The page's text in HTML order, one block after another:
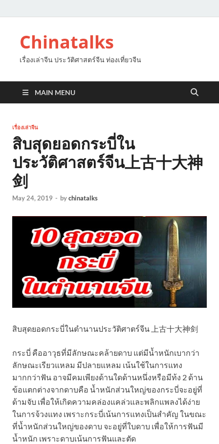
Chinatalks
เรื่องเล่าจีน ประวัติศาสตร์จีน ท่องเที่ยวจีน
MAIN MENU
เรื่องเล่าจีน
สิบสุดยอดกระบี่ใน
ประวัติศาสตร์จีน上古十大神
剑
May 24, 2019 - bychinatalks
สิบสุดยอดกระบี่ในตำนานประวัติศาตร์จีน 上古十大神剑
กระบี่ คืออาวุธที่มีลักษณะคล้ายดาบ แต่มีน้ำหนักเบากว่า
ลักษณะเรียวแหลม มีปลายแหลม เน้นใช้ในการแทง
มากกว่าฟัน อาจมีคมเพียงด้านใดด้านหนึ่งหรือมีท้ง 2 ด้าน
ข้อแตกต่างจากดาบคือ น้ำหนักส่วนใหญ่ของกระบี่จะอยู่ที่
ด้ามจับ เพื่อให้เกิดความคล่องแคล่วและพลิกแพลงได้ง่าย
ในการจ้วงแทง เพราะกระบี่เน้นการแทงเป็นสำคัญ ในขณะ
ที่น้ำหนักส่วนใหญ่ของดาบ จะอยู่ที่ใบดาบ เพื่อให้การฟันมี
น้ำหนัก เพราะดาบเน้นการฟันและตัด